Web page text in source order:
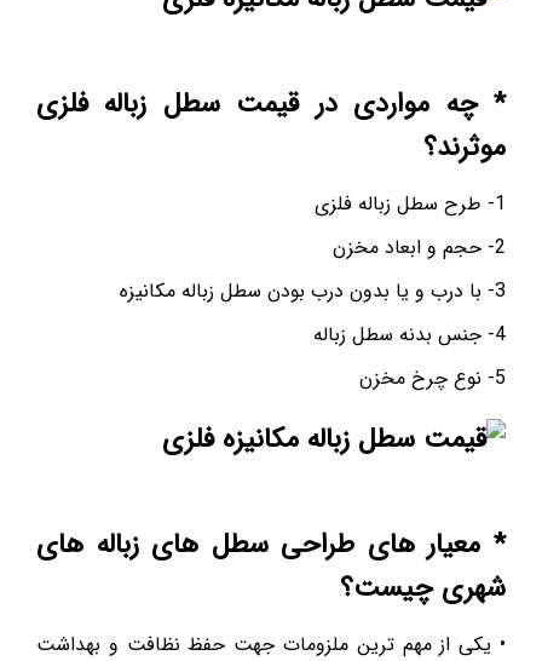
* چه مواردی در قیمت سطل زباله فلزی
موثرند؟
1- طرح سطل زباله فلزی
2- حجم و ابعاد مخزن
3- با درب و یا بدون درب بودن سطل زباله مکانیزه
4- جنس بدنه سطل زباله
5- نوع چرخ مخزن
* معیار های طراحی سطل های زباله های
شهری چیست؟
• یکی از مهم ترین ملزومات جهت حفظ نظافت و بهداشت